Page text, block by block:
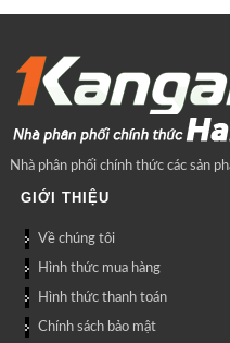
Nhà phân phối chính thức các sản
GIỚI THIỆU
Về chúng tôi
Hình thức mua hàng
Hình thức thanh toán
Chính sách bảo mật